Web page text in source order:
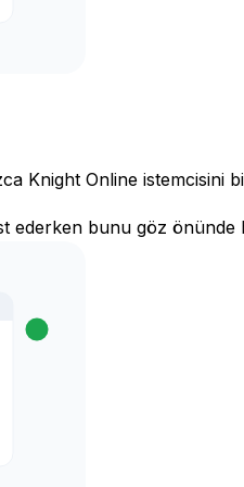
Knight Online istemcisini
ederken bunu göz önünde